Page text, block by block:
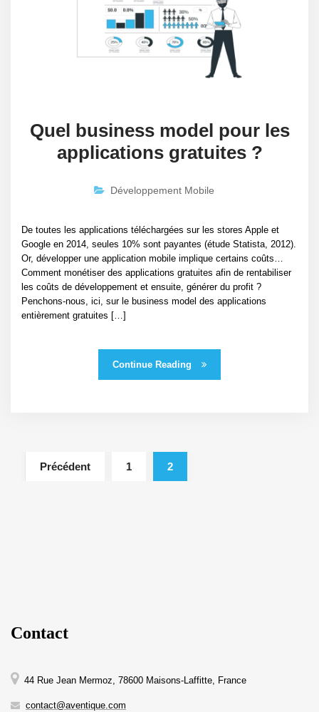
Quel business model pour les
applications gratuites ?
Développement Mobile
De toutes les applications téléchargées sur les stores Apple et
Google en 2014, seules 10% sont payantes (étude Statista, 2012).
Or, développer une application mobile implique certains coûts…
Comment monétiser des applications gratuites afin de rentabiliser
les coûts de développement et ensuite, générer du profit ?
Penchons-nous, ici, sur le business model des applications
entièrement gratuites […]
Continue Reading
Précédent 1 2
Contact
44 Rue Jean Mermoz, 78600 Maisons-Laffitte, France
contact@aventique.com